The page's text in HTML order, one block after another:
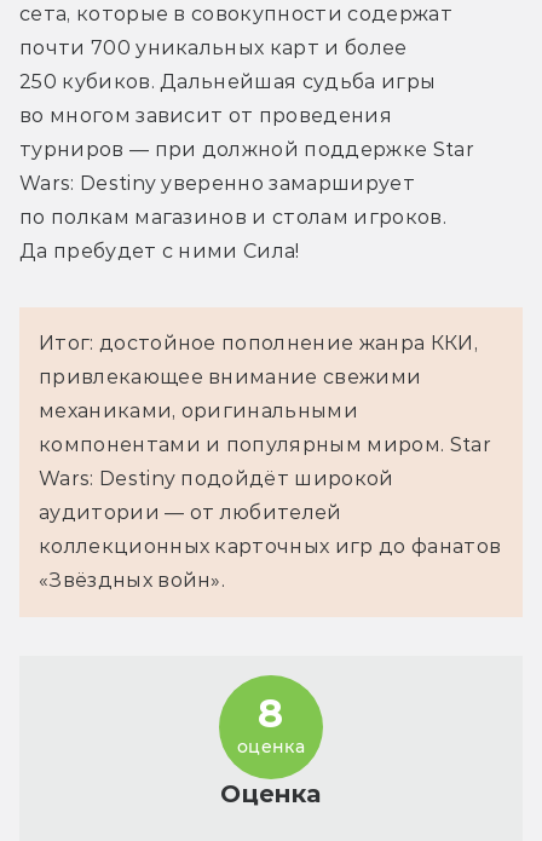
сета, которые в совокупности содержат
почти 700 уникальных карт и более
250 кубиков. Дальнейшая судьба игры
во многом зависит от проведения
турниров — при должной поддержке Star
Wars: Destiny уверенно замарширует
по полкам магазинов и столам игроков.
Да пребудет с ними Сила!
Итог: достойное пополнение жанра ККИ,
привлекающее внимание свежими
механиками, оригинальными
компонентами и популярным миром. Star
Wars: Destiny подойдёт широкой
аудитории — от любителей
коллекционных карточных игр до фанатов
«Звёздных войн».
Оценка
8
оценка